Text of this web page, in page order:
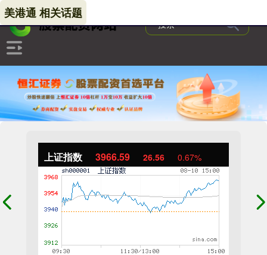
上证指数 3966.59 26.56 0.67%
美港通 相关话题